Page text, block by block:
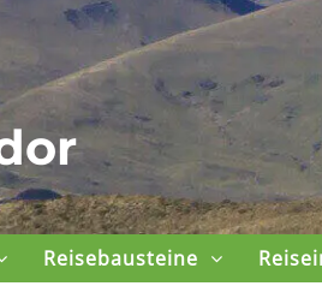
Reisebausteine